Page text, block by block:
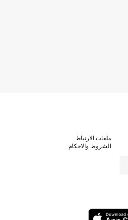
ملفات الارتباط
الشروط والاحكام